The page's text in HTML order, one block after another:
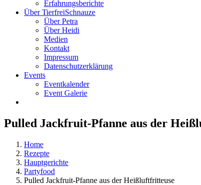
Erfahrungsberichte
Über TierfreiSchnauze
Über Petra
Über Heidi
Medien
Kontakt
Impressum
Datenschutzerklärung
Events
Eventkalender
Event Galerie
Pulled Jackfruit-Pfanne aus der
Home
Rezepte
Hauptgerichte
Partyfood
Pulled Jackfruit-Pfanne aus der Heißluftfritteuse